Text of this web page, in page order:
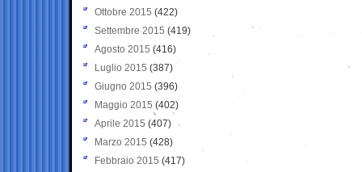
Ottobre 2015 (422)
Settembre 2015 (419)
Agosto 2015 (416)
Luglio 2015 (387)
Giugno 2015 (396)
Maggio 2015 (402)
Aprile 2015 (407)
Marzo 2015 (428)
Febbraio 2015 (417)